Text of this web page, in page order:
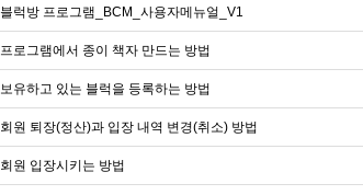
블럭방 프로그램_BCM_사용자메뉴얼_V1
프로그램에서 종이 책자 만드는 방법
보유하고 있는 블럭을 등록하는 방법
회원 퇴장(정산)과 입장 내역 변경(취소) 방법
회원 입장시키는 방법